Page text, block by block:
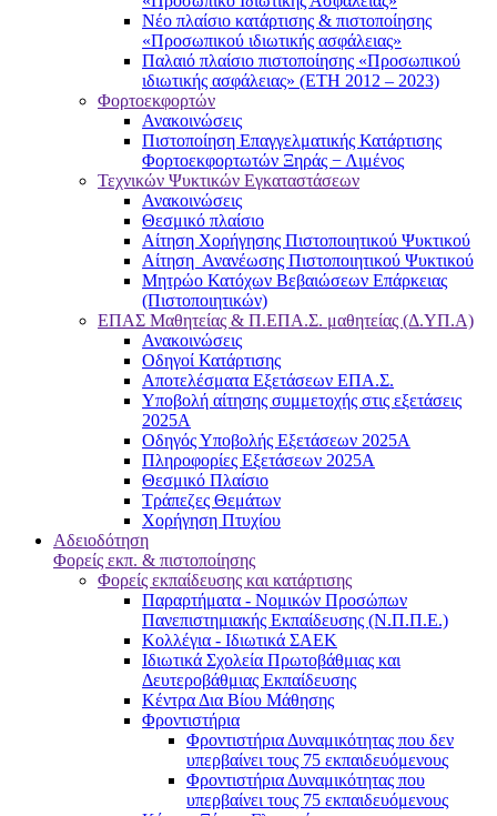
Νέο πλαίσιο κατάρτισης & πιστοποίησης
«Προσωπικού ιδιωτικής ασφάλειας»
Παλαιό πλαίσιο πιστοποίησης «Προσωπικού
ιδιωτικής ασφάλειας» (ΕΤΗ 2012 – 2023)
Φορτοεκφορτών
Ανακοινώσεις
Πιστοποίηση Επαγγελματικής Κατάρτισης
Φορτοεκφορτωτών Ξηράς − Λιμένος
Τεχνικών Ψυκτικών Εγκαταστάσεων
Ανακοινώσεις
Θεσμικό πλαίσιο
Αίτηση Χορήγησης Πιστοποιητικού Ψυκτικού
Αίτηση Ανανέωσης Πιστοποιητικού Ψυκτικού
Μητρώο Κατόχων Βεβαιώσεων Επάρκειας
(Πιστοποιητικών)
ΕΠΑΣ Μαθητείας & Π.ΕΠΑ.Σ. μαθητείας (Δ.ΥΠ.Α)
Ανακοινώσεις
Oδηγοί Κατάρτισης
Αποτελέσματα Εξετάσεων ΕΠΑ.Σ.
Υποβολή αίτησης συμμετοχής στις εξετάσεις
2025Α
Οδηγός Υποβολής Εξετάσεων 2025A
Πληροφορίες Εξετάσεων 2025Α
Θεσμικό Πλαίσιο
Τράπεζες Θεμάτων
Χορήγηση Πτυχίου
Αδειοδότηση
Φορείς εκπ. & πιστοποίησης
Φορείς εκπαίδευσης και κατάρτισης
Παραρτήματα - Νομικών Προσώπων
Πανεπιστημιακής Εκπαίδευσης (Ν.Π.Π.Ε.)
Κολλέγια - Ιδιωτικά ΣΑΕΚ
Ιδιωτικά Σχολεία Πρωτοβάθμιας και
Δευτεροβάθμιας Εκπαίδευσης
Κέντρα Δια Βίου Μάθησης
Φροντιστήρια
Φροντιστήρια Δυναμικότητας που δεν
υπερβαίνει τους 75 εκπαιδευόμενους
Φροντιστήρια Δυναμικότητας που
υπερβαίνει τους 75 εκπαιδευόμενους